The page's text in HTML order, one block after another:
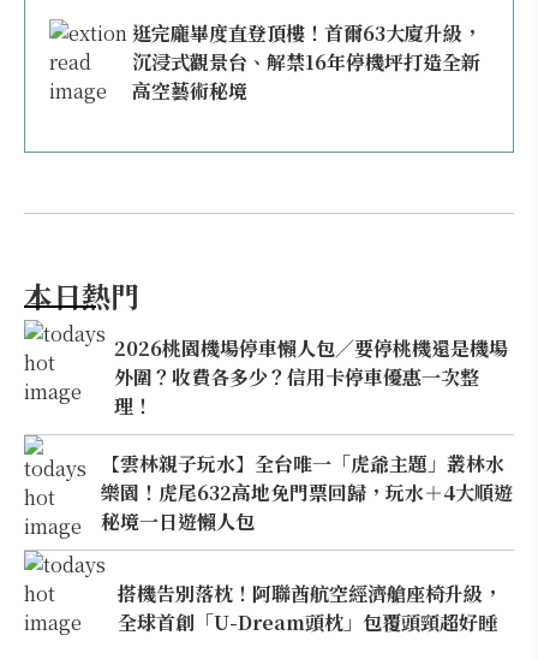
逛完龐畢度直登頂樓！首爾63大廈升級，
沉浸式觀景台、解禁16年停機坪打造全新
高空藝術秘境
本日熱門
2026桃園機場停車懶人包／要停桃機還是機場
外圍？收費各多少？信用卡停車優惠一次整
理！
【雲林親子玩水】全台唯一「虎爺主題」叢林水
樂園！虎尾632高地免門票回歸，玩水＋4大順遊
秘境一日遊懶人包
搭機告別落枕！阿聯酋航空經濟艙座椅升級，
全球首創「U-Dream頭枕」包覆頭頸超好睡